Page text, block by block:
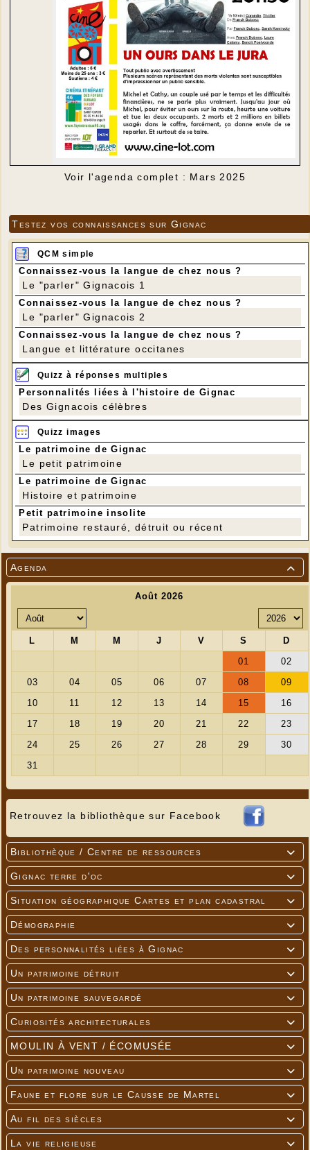

Agenda
Retrouvez la bibliothèque sur Facebook

Bibliothèque / Centre de ressources

Gignac terre d'oc

Situation géographique Cartes et plan cadastral

Démographie

Des personnalités liées à Gignac

Un patrimoine détruit

Un patrimoine sauvegardé

Curiosités architecturales

MOULIN À VENT / ÉCOMUSÉE

Un patrimoine nouveau

Faune et flore sur le Causse de Martel

Au fil des siècles

La vie religieuse
Voir l'agenda complet : Mars 2025
Testez vos connaissances sur Gignac
QCM simple
Connaissez-vous la langue de chez nous ?
Le "parler" Gignacois 1
Connaissez-vous la langue de chez nous ?
Le "parler" Gignacois 2
Connaissez-vous la langue de chez nous ?
Langue et littérature occitanes
Quizz à réponses multiples
Personnalités liées à l'histoire de Gignac
Des Gignacois célèbres
Quizz images
Le patrimoine de Gignac
Le petit patrimoine
Le patrimoine de Gignac
Histoire et patrimoine
Petit patrimoine insolite
Patrimoine restauré, détruit ou récent